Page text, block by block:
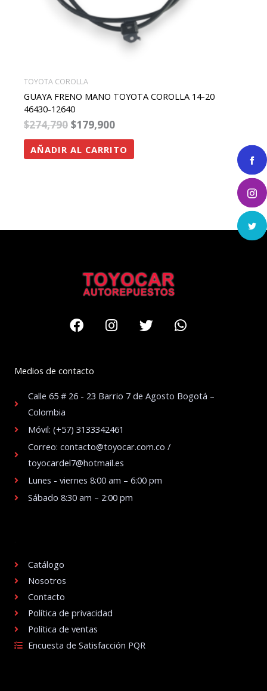
TOYOTA COROLLA
GUAYA FRENO MANO TOYOTA COROLLA 14-20
46430-12640
$274,790 $179,900
AÑADIR AL CARRITO
FacebookInstagram
TwitterWhatsapp
Medios de contacto
Calle 65 # 26 - 23 Barrio 7 de Agosto Bogotá –
Colombia
Móvil: (+57) 3133342461
Correo: contacto@toyocar.com.co /
toyocardel7@hotmail.es
Lunes - viernes 8:00 am – 6:00 pm
Sábado 8:30 am – 2:00 pm
Catálogo
Nosotros
Contacto
Política de privacidad
Política de ventas
Encuesta de Satisfacción PQR